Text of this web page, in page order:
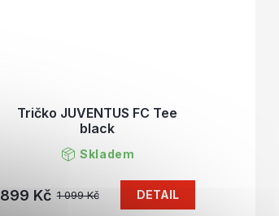
Tričko JUVENTUS FC Tee
black
Skladem
1 099 Kč
899 Kč DETAIL